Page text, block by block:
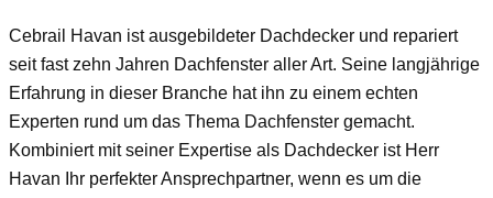
Cebrail Havan ist ausgebildeter Dachdecker und repariert
seit fast zehn Jahren Dachfenster aller Art. Seine langjährige
Erfahrung in dieser Branche hat ihn zu einem echten
Experten rund um das Thema Dachfenster gemacht.
Kombiniert mit seiner Expertise als Dachdecker ist Herr
Havan Ihr perfekter Ansprechpartner, wenn es um die